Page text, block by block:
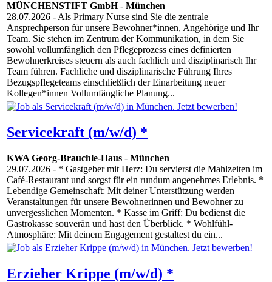
MÜNCHENSTIFT GmbH- München
28.07.2026 - Als Primary Nurse sind Sie die zentrale
Ansprechperson für unsere Bewohner*innen, Angehörige und Ihr
Team. Sie stehen im Zentrum der Kommunikation, in dem Sie
sowohl vollumfänglich den Pflegeprozess eines definierten
Bewohnerkreises steuern als auch fachlich und disziplinarisch Ihr
Team führen. Fachliche und disziplinarische Führung Ihres
Bezugspflegeteams einschließlich der Einarbeitung neuer
Kollegen*innen Vollumfängliche Planung...
Servicekraft (m/w/d) *
KWA Georg-Brauchle-Haus - München
29.07.2026 - * Gastgeber mit Herz: Du servierst die Mahlzeiten im
Café-Restaurant und sorgst für ein rundum angenehmes Erlebnis. *
Lebendige Gemeinschaft: Mit deiner Unterstützung werden
Veranstaltungen für unsere Bewohnerinnen und Bewohner zu
unvergesslichen Momenten. * Kasse im Griff: Du bedienst die
Gastrokasse souverän und hast den Überblick. * Wohlfühl-
Atmosphäre: Mit deinem Engagement gestaltest du ein...
Erzieher Krippe (m/w/d) *